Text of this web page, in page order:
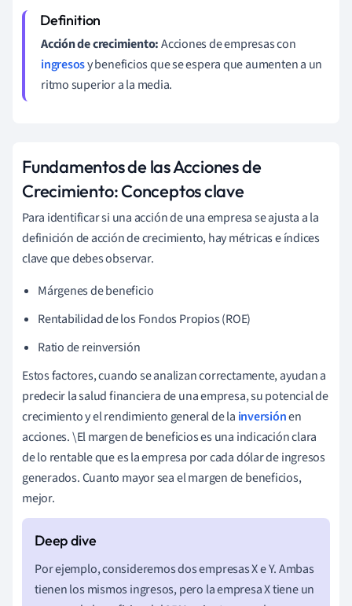
Acción de crecimiento:Acciones de empresas con
ingresosy beneficios que se espera que aumenten a un
ritmo superior a la media.
Fundamentos de las Acciones de
Crecimiento: Conceptos clave
Para identificar si una acción de una empresa se ajusta a la
definición de acción de crecimiento, hay métricas e índices
clave que debes observar.
Márgenes de beneficio
Rentabilidad de los Fondos Propios (ROE)
Ratio de reinversión
Estos factores, cuando se analizan correctamente, ayudan a
predecir la salud financiera de una empresa, su potencial de
crecimiento y el rendimiento general de la inversiónen
acciones. \El margen de beneficios es una indicación clara
de lo rentable que es la empresa por cada dólar de ingresos
generados. Cuanto mayor sea el margen de beneficios,
mejor.
Por ejemplo, consideremos dos empresas X e Y. Ambas
tienen los mismos ingresos, pero la empresa X tiene un